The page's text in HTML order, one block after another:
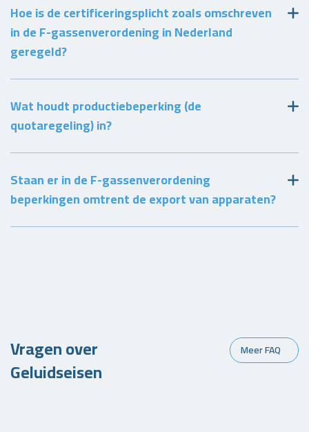
Hoe is de certificeringsplicht zoals omschreven
in de F-gassenverordening in Nederland
geregeld?
Wat houdt productiebeperking (de
quotaregeling) in?
Staan er in de F-gassenverordening
beperkingen omtrent de export van apparaten?
Vragen over
Geluidseisen
Meer FAQ